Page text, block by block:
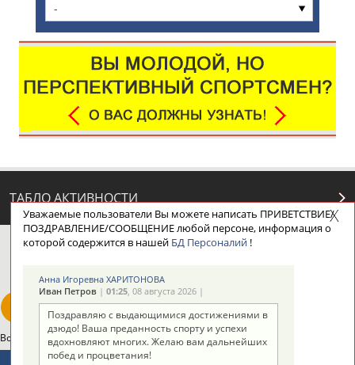
-
ТАБЛО АКТИВНОСТИ
ЦЕЛИ ПРОЕКТА НАШИ КНОПКИ
Вопросы сотрудничества и совместной деятельностиinform@infosport.ru
Уважаемые пользователи Вы можете написать ПРИВЕТСТВИЕ/
ПОЗДРАВЛЕНИЕ/СООБЩЕНИЕ любой персоне, информация о
которой содержится в нашей БД Персоналий!
Анна Игоревна ХАРИТОНОВА
Иван Петров| 01:25, 08 августа 2026 |
Поздравляю с выдающимися достижениями в
дзюдо! Ваша преданность спорту и успехи
вдохновляют многих. Желаю вам дальнейших
побед и процветания!